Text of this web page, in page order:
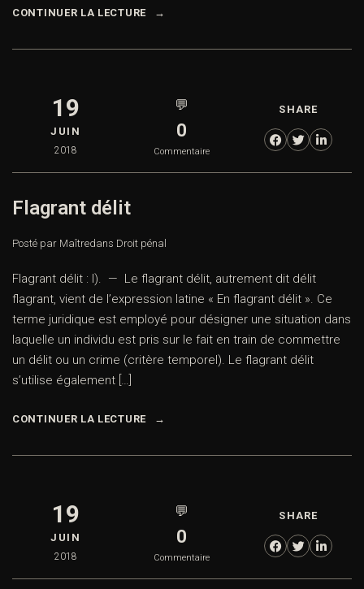
CONTINUER LA LECTURE
19
JUIN
2018
💬
0
Commentaire
SHARE
Flagrant délit
Posté par Maîtredans Droit pénal
Flagrant délit : I). — Le flagrant délit, autrement dit délit
flagrant, vient de l’expression latine « En flagrant délit ». Ce
terme juridique est employé pour désigner une situation dans
laquelle un individu est pris sur le fait en train de commettre
un délit ou un crime (critère temporel). Le flagrant délit
s’utilise également […]
CONTINUER LA LECTURE
19
JUIN
2018
💬
0
Commentaire
SHARE